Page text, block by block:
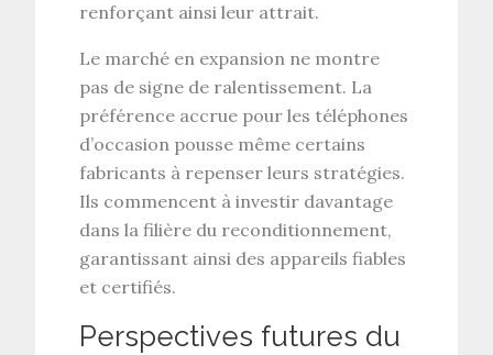
renforçant ainsi leur attrait.
Le marché en expansion ne montre
pas de signe de ralentissement. La
préférence accrue pour les téléphones
d’occasion pousse même certains
fabricants à repenser leurs stratégies.
Ils commencent à investir davantage
dans la filière du reconditionnement,
garantissant ainsi des appareils fiables
et certifiés.
Perspectives futures du